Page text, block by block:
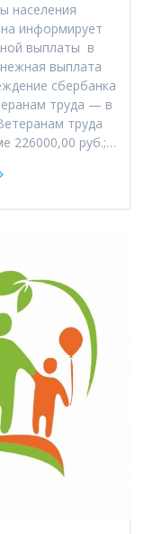
населения
информирует
выплаты в
выплата
сбербанка
труда — в
труда
226000,00 руб.;…